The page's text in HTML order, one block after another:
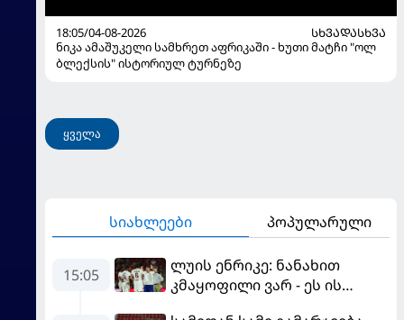
18:05/04-08-2026
ᲡᲮᲕᲐᲓᲐᲡᲮᲕᲐ
ნიკა ამაშუკელი სამხრეთ აფრიკაში - ხუთი მატჩი "ოლ
ბლექსის" ისტორიულ ტურნეზე
ყველა
სიახლეები პოპულარული
15:05
ლუის ენრიკე: ნანახით
კმაყოფილი ვარ - ეს ის